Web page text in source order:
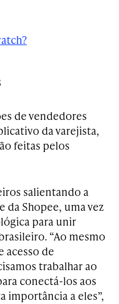
de vendedores
da varejista,
feitas pelos
salientando a
da Shopee, uma vez
para unir
“Ao mesmo
acesso de
trabalhar ao
conectá-los aos
importância a eles”,